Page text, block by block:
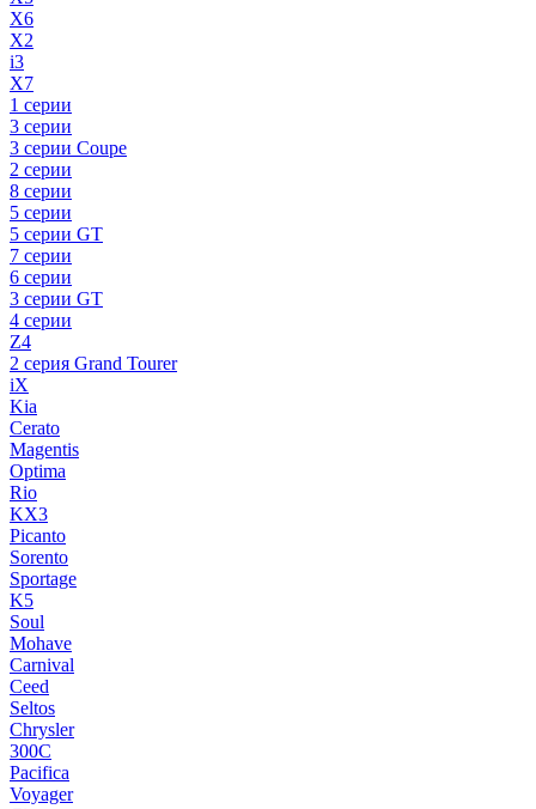
X6
X2
i3
X7
1 серии
3 серии
3 серии Coupe
2 серии
8 серии
5 серии
5 серии GT
7 серии
6 серии
3 серии GT
4 серии
Z4
2 серия Grand Tourer
iX
Kia
Cerato
Magentis
Optima
Rio
KX3
Picanto
Sorento
Sportage
K5
Soul
Mohave
Carnival
Ceed
Seltos
Chrysler
300C
Pacifica
Voyager